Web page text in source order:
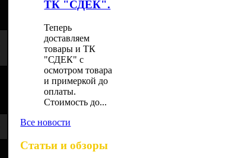
ТК "СДЕК".
Теперь
доставляем
товары и ТК
"СДЕК" с
осмотром товара
и примеркой до
оплаты.
Стоимость до...
Все новости
Статьи и обзоры